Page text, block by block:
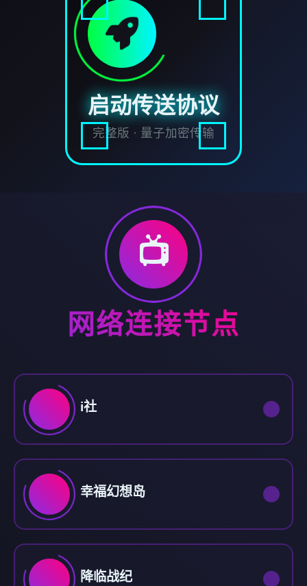
启动传送协议
完整版 · 量子加密传输
📺
网络连接节点
i社
幸福幻想岛
降临战纪